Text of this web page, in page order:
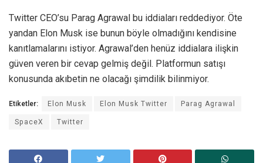
Twitter CEO’su Parag Agrawal bu iddiaları reddediyor. Öte
yandan Elon Musk ise bunun böyle olmadığını kendisine
kanıtlamalarını istiyor. Agrawal’den henüz iddialara ilişkin
güven veren bir cevap gelmiş değil. Platformun satışı
konusunda akıbetin ne olacağı şimdilik bilinmiyor.
Etiketler: Elon Musk Elon Musk Twitter
Parag Agrawal
SpaceX
Twitter